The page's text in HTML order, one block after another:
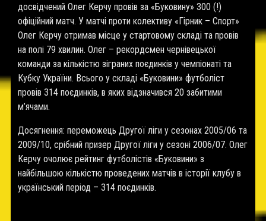
досвідчений Олег Керчу провів за «Буковину» 300 (!)
офіційний матч. У матчі проти колективу «Гірник – Спорт»
Олег Керчу отримав місце у стартовому складі та провів
на полі 79 хвилин. Олег – рекордсмен чернівецької
команди за кількістю зіграних поєдинків у чемпіонаті та
Кубку України. Всього у складі «Буковини» футболіст
провів 314 поєдинків, в яких відзначився 20 забитими
м’ячами.
Досягнення: переможець Другої ліги у сезонах 2005/06 та
2009/10, срібний призер Другої ліги у сезоні 2006/07. Олег
Керчу очолює рейтинг футболістів «Буковини» з
найбільшою кількістю проведених матчів в історії клубу в
український період – 314 поєдинків.